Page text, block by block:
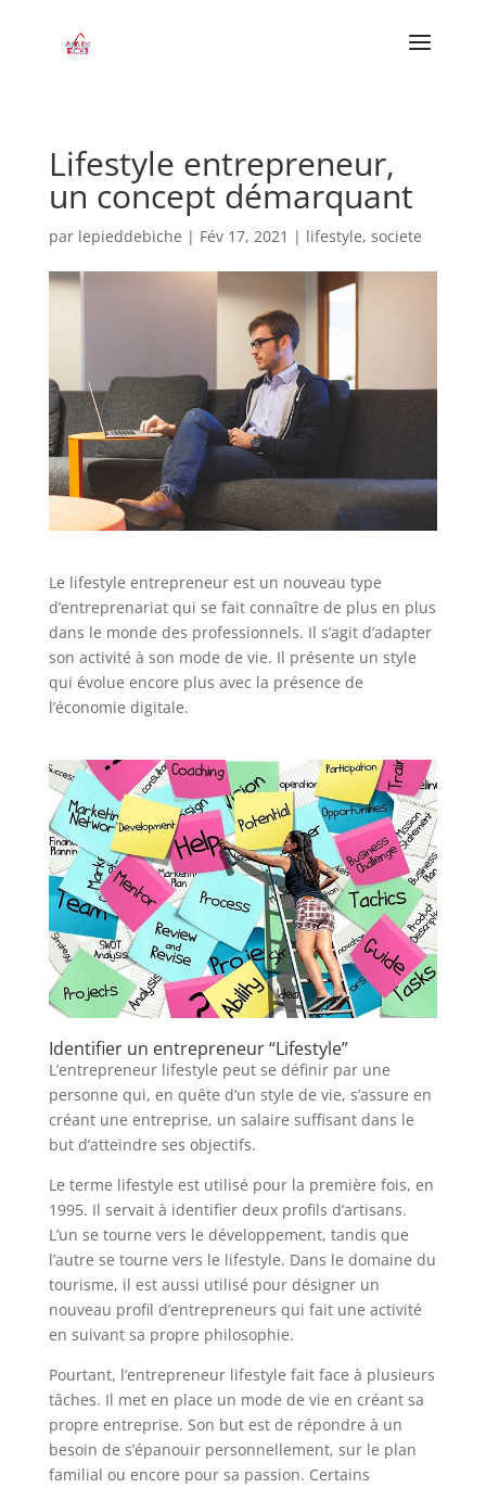
Lifestyle entrepreneur,
un concept démarquant
par lepieddebiche | Fév 17, 2021 | lifestyle, societe
Le lifestyle entrepreneur est un nouveau type
d’entreprenariat qui se fait connaître de plus en plus
dans le monde des professionnels. Il s’agit d’adapter
son activité à son mode de vie. Il présente un style
qui évolue encore plus avec la présence de
l’économie digitale.
Identifier un entrepreneur “Lifestyle”
L’entrepreneur lifestyle peut se définir par une
personne qui, en quête d’un style de vie, s’assure en
créant une entreprise, un salaire suffisant dans le
but d’atteindre ses objectifs.
Le terme lifestyle est utilisé pour la première fois, en
1995. Il servait à identifier deux profils d’artisans.
L’un se tourne vers le développement, tandis que
l’autre se tourne vers le lifestyle. Dans le domaine du
tourisme, il est aussi utilisé pour désigner un
nouveau profil d’entrepreneurs qui fait une activité
en suivant sa propre philosophie.
Pourtant, l’entrepreneur lifestyle fait face à plusieurs
tâches. Il met en place un mode de vie en créant sa
propre entreprise. Son but est de répondre à un
besoin de s’épanouir personnellement, sur le plan
familial ou encore pour sa passion. Certains